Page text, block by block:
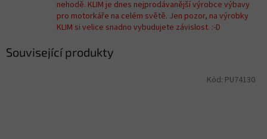
nehodě. KLIM je dnes nejprodávanější výrobce výbavy
pro motorkáře na celém světě. Jen pozor, na výrobky
KLIM si velice snadno vybudujete závislost. :-D
Související produkty
Kód: PU74130